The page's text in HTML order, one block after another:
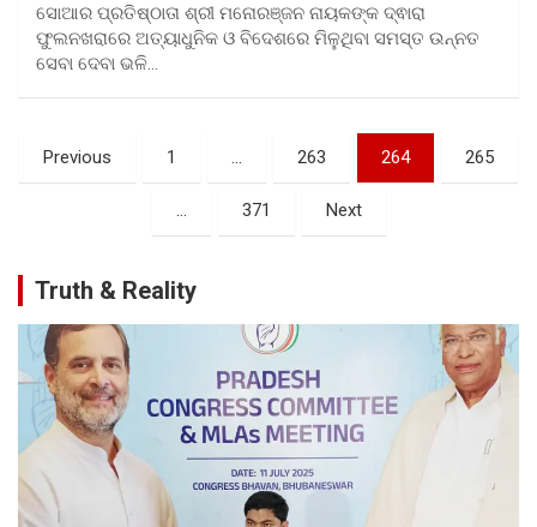
ସୋଆର ପ୍ରତିଷ୍ଠାତା ଶ୍ରୀ ମନୋରଞ୍ଜନ ନାୟକଙ୍କ ଦ୍ଵାରା
ଫୁଲନଖରାରେ ଅତ୍ୟାଧୁନିକ ଓ ବିଦେଶରେ ମିଳୁଥିବା ସମସ୍ତ ଉନ୍ନତ
ସେବା ଦେବା ଭଳି…
Posts
pagination
Previous 1 … 263 264 265
… 371 Next
Truth & Reality